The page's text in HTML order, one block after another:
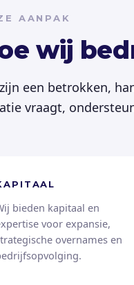
AANPAK
wij
een betrokken,
vraagt,
bieden kapitaal en
voor expansie,
overnames en